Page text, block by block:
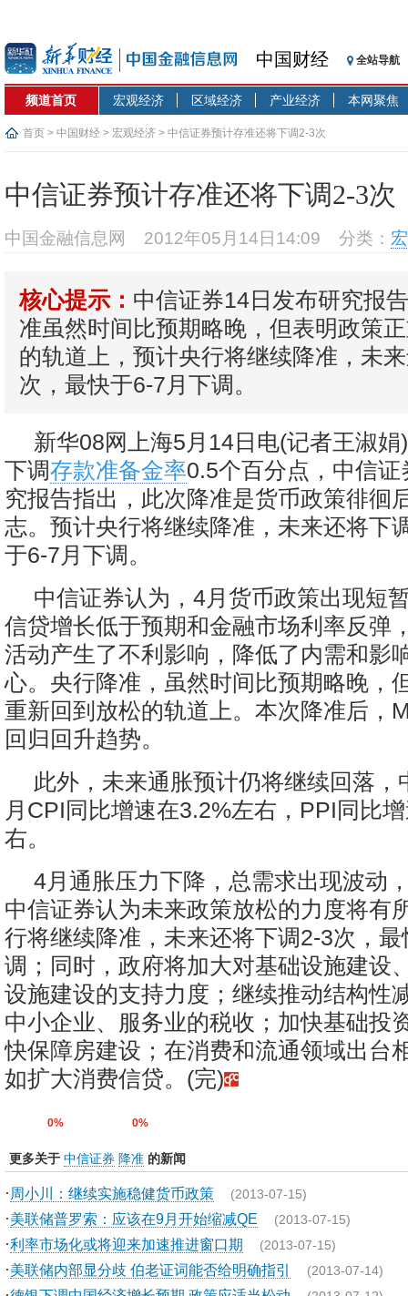
中国财经 全站导航
频道首页 宏观经济 区域经济 产业经济 本网聚焦
首页 > 中国财经 > 宏观经济 > 中信证券预计存准还将下调2-3次
中信证券预计存准还将下调2-3次
中国金融信息网 2012年05月14日14:09 分类：
核心提示： 中信证券14日发布研究报
准虽然时间比预期略晚，但表明政策
的轨道上，预计央行将继续降准，未
次，最快于6-7月下调。
新华08网上海5月14日电(记者王淑娟)
下调存款准备金率0.5个百分点，中信
究报告指出，此次降准是货币政策徘徊
志。预计央行将继续降准，未来还将下
于6-7月下调。
中信证券认为，4月货币政策出现短
信贷增长低于预期和金融市场利率反弹
活动产生了不利影响，降低了内需和影
心。央行降准，虽然时间比预期略晚，
重新回到放松的轨道上。本次降准后，
回归回升趋势。
此外，未来通胀预计仍将继续回落，
月CPI同比增速在3.2%左右，PPI同比
右。
4月通胀压力下降，总需求出现波动
中信证券认为未来政策放松的力度将有
行将继续降准，未来还将下调2-3次，
调；同时，政府将加大对基础设施建设
设施建设的支持力度；继续推动结构性
中小企业、服务业的税收；加快基础投
快保障房建设；在消费和流通领域出台
如扩大消费信贷。(完)
0% 0%
更多关于 中信证券 降准 的新闻
· 周小川：继续实施稳健货币政策 (2013-07-15)
·美联储普罗索：应该在9月开始缩减QE (2013-07-15)
·利率市场化或将迎来加速推进窗口期 (2013-07-15)
·美联储内部显分歧 伯老证词能否给明确指引 (2013-07-14)